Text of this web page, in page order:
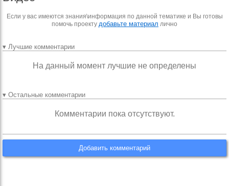
Если у вас имеются знания\информация по данной тематике и Вы готовы
помочь проекту добавьте материал лично
▾ Лучшие комментарии
На данный момент лучшие не определены
▾ Остальные комментарии
Комментарии пока отсутствуют.
Добавить комментарий